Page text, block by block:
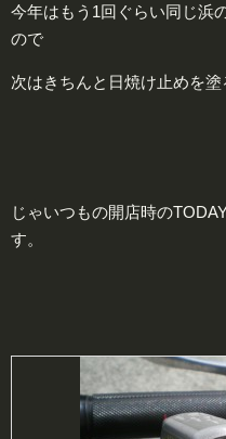
今年はもう1回ぐらい同じ浜
ので
次はきちんと日焼け止めを
じゃいつもの開店時の
す。